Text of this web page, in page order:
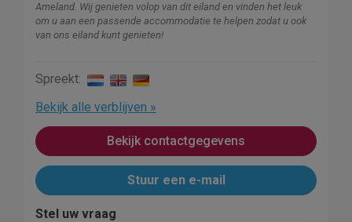
Ameland. Wij genieten volop van dit eiland en vinden het leuk
om u aan een passende accommodatie te helpen zodat u ook
van ons eiland kunt genieten!
Spreekt:
Bekijk alle verblijven »
Bekijk contactgegevens
Stuur een e-mail
Stel uw vraag